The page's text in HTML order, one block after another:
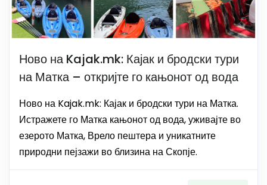
Ново на Kajak.mk: Кајак и бродски тури
на Матка – откријте го кањонот од вода
Ново на Kajak.mk: Кајак и бродски тури на Матка.
Истражете го Матка кањонот од вода, уживајте во
езерото Матка, Врело пештера и уникатните
природни пејзажи во близина на Скопје.